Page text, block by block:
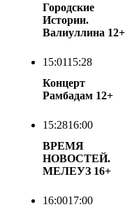
Городские
Истории.
Валиуллина 12+
15:0115:28
Концерт
Рамбадам 12+
15:2816:00
ВРЕМЯ
НОВОСТЕЙ.
МЕЛЕУЗ 16+
16:0017:00